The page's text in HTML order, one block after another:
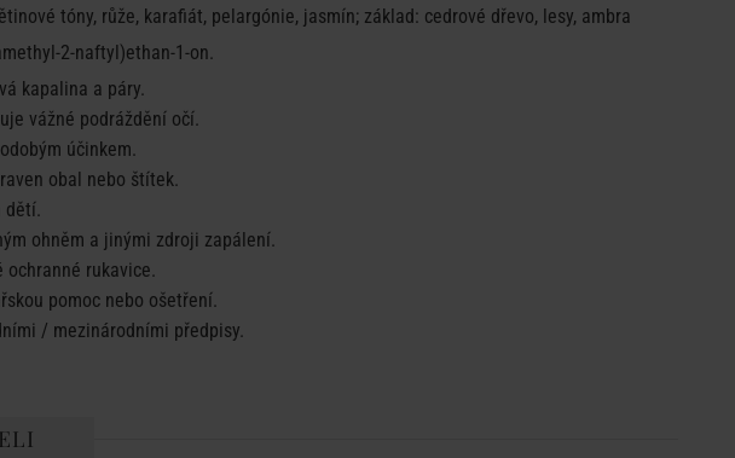
tóny, růže, karafiát, pelargónie, jasmín; základ: cedrové dřevo, lesy, ambra
2-naftyl)ethan-1-on.
kapalina a páry.
vážné podráždění očí.
účinkem.
obal nebo štítek.
dětí.
ohněm a jinými zdroji zapálení.
rukavice.
pomoc nebo ošetření.
/ mezinárodními předpisy.